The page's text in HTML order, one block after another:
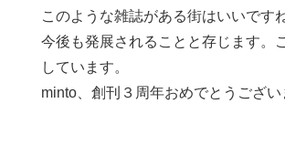
このような雑誌がある街はいいです
今後も発展されることと存じます。
しています。
minto、創刊３周年おめでとうござい